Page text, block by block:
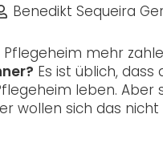
Benedikt Sequeira
mehr
Es ist üblich,
leben.
wollen sich das